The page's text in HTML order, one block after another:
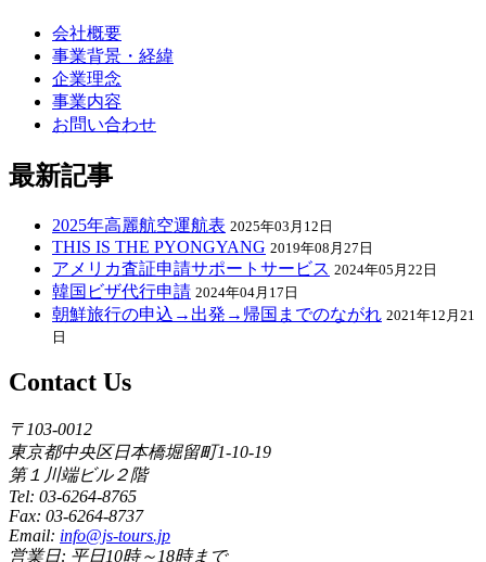
会社概要
事業背景・経緯
企業理念
事業内容
お問い合わせ
最新記事
2025年高麗航空運航表 2025年03月12日
THIS IS THE PYONGYANG 2019年08月27日
アメリカ査証申請サポートサービス 2024年05月22日
韓国ビザ代行申請 2024年04月17日
朝鮮旅行の申込→出発→帰国までのながれ 2021年12月21
日
Contact Us
〒103-0012
東京都中央区日本橋堀留町1-10-19
第１川端ビル２階
Tel: 03-6264-8765
Fax: 03-6264-8737
Email: info@js-tours.jp
営業日: 平日10時～18時まで